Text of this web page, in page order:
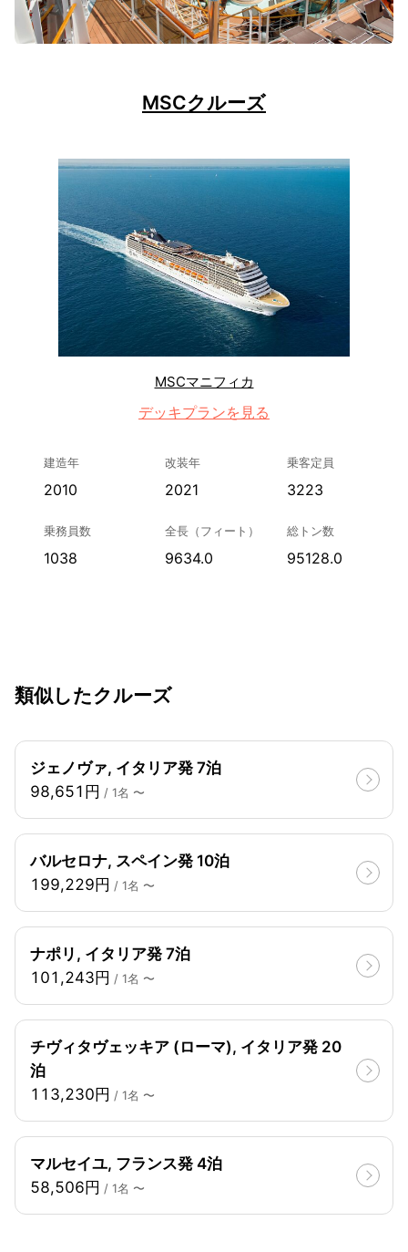
MSCクルーズ
MSCマニフィカ
デッキプランを見る
建造年
2010
改装年
2021
乗客定員
3223
乗務員数
1038
全長（フィート）
9634.0
総トン数
95128.0
類似したクルーズ
ジェノヴァ, イタリア発 7泊
98,651円 / 1名 〜
バルセロナ, スペイン発 10泊
199,229円 / 1名 〜
ナポリ, イタリア発 7泊
101,243円 / 1名 〜
チヴィタヴェッキア (ローマ), イタリア発 20
泊
113,230円 / 1名 〜
マルセイユ, フランス発 4泊
58,506円 / 1名 〜